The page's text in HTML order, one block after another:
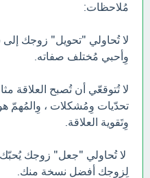
مُلاحظات:
لا تُحاولي "تحويل" زوجك
وِأحبي مُختلف صفاته.
لا تُتوقعّي أن تُصبح العلاقة
تحدّيات وِمُشكلات ، وِالمُهمّ
وِتَقوية العلاقة.
لا تُحاولي "جعل" زوجك
لِزوجك أفضل نسخة منك.